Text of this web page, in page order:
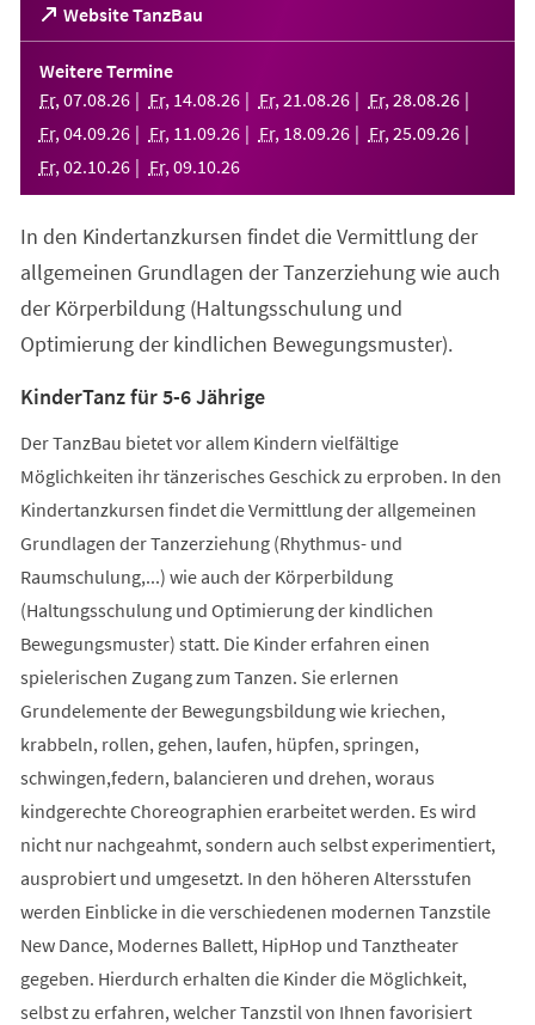
Website TanzBau
(Öffnet
in
einem
neuen
Tab)
Weitere Termine
Fr, 07.08.26 Fr, 14.08.26 Fr, 21 .08.26 Fr, 28.08.26
Fr, 04.09.26 Fr, 11 .09.26 Fr, 18.09.26 Fr, 25.09.26
Fr, 02.10.26 Fr, 09.10.26
In den Kindertanzkursen findet die Vermittlung der
allgemeinen Grundlagen der Tanzerziehung wie auch
der Körperbildung (Haltungsschulung und
Optimierung der kindlichen Bewegungsmuster).
KinderTanz für 5-6 Jährige
Der TanzBau bietet vor allem Kindern vielfältige
Möglichkeiten ihr tänzerisches Geschick zu erproben. In den
Kindertanzkursen findet die Vermittlung der allgemeinen
Grundlagen der Tanzerziehung (Rhythmus- und
Raumschulung,...) wie auch der Körperbildung
(Haltungsschulung und Optimierung der kindlichen
Bewegungsmuster) statt. Die Kinder erfahren einen
spielerischen Zugang zum Tanzen. Sie erlernen
Grundelemente der Bewegungsbildung wie kriechen,
krabbeln, rollen, gehen, laufen, hüpfen, springen,
schwingen,federn, balancieren und drehen, woraus
kindgerechte Choreographien erarbeitet werden. Es wird
nicht nur nachgeahmt, sondern auch selbst experimentiert,
ausprobiert und umgesetzt. In den höheren Altersstufen
werden Einblicke in die verschiedenen modernen Tanzstile
New Dance, Modernes Ballett, HipHop und Tanztheater
gegeben. Hierdurch erhalten die Kinder die Möglichkeit,
selbst zu erfahren, welcher Tanzstil von Ihnen favorisiert